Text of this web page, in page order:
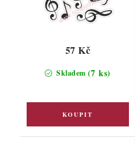
Skladem (7 ks)
57 Kč